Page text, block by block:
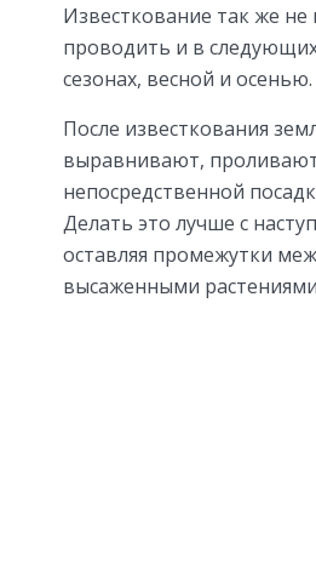
Известкование так же не
проводить и в
сезонах, весной и осенью.
После известкования
выравнивают,
непосредственной
Делать это лучше с
оставляя промежутки
высаженными